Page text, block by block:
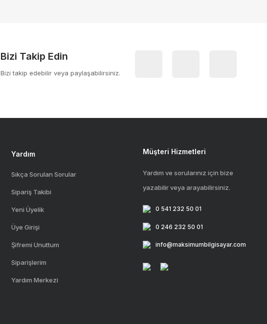
Bizi Takip Edin
Bizi takip edebilir veya paylaşabilirsiniz.
Yardım
Sıkça Sorulan Sorular
Sipariş Takibi
Yeni Üyelik
Üye Girişi
Şifremi Unuttum
Siparişlerim
Yardım Merkezi
Müşteri Hizmetleri
Yardım ve sorularınız için bize
yazabilir veya arayabilirsiniz.
0 541 232 50 01
0 246 232 50 01
info@maksimumbilgisayar.com